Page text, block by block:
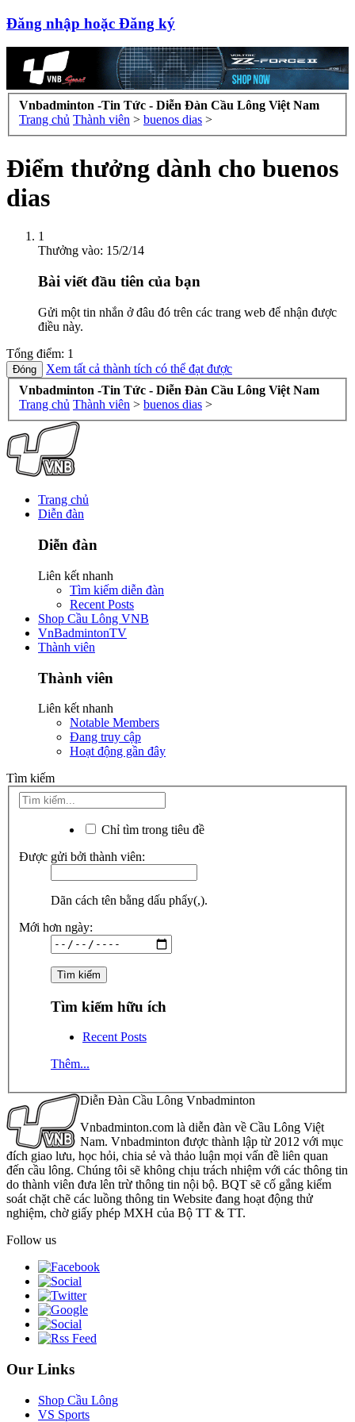
Đăng nhập hoặc Đăng ký
Vnbadminton -Tin Tức - Diễn Đàn Cầu Lông Việt Nam
Trang chủ Thành viên > buenos dias >
Điểm thưởng dành cho buenos
dias
1
Thưởng vào: 15/2/14
Bài viết đầu tiên của bạn
Gửi một tin nhắn ở đâu đó trên các trang web để nhận được
điều này.
Tổng điểm: 1
Xem tất cả thành tích có thể đạt được
Vnbadminton -Tin Tức - Diễn Đàn Cầu Lông Việt Nam
Trang chủ Thành viên > buenos dias >
Trang chủ
Diễn đàn
Diễn đàn
Liên kết nhanh
Tìm kiếm diễn đàn
Recent Posts
Shop Cầu Lông VNB
VnBadmintonTV
Thành viên
Thành viên
Liên kết nhanh
Notable Members
Đang truy cập
Hoạt động gần đây
Tìm kiếm
Chỉ tìm trong tiêu đề
Được gửi bởi thành viên:
Dãn cách tên bằng dấu phẩy(,).
Mới hơn ngày:
Tìm kiếm hữu ích
Recent Posts
Thêm...
Diễn Đàn Cầu Lông Vnbadminton
Vnbadminton.com là diễn đàn về Cầu Lông Việt
Nam. Vnbadminton được thành lập từ 2012 với mục
đích giao lưu, học hỏi, chia sẻ và thảo luận mọi vấn đề liên quan
đến cầu lông. Chúng tôi sẽ không chịu trách nhiệm với các thông tin
do thành viên đưa lên trừ thông tin nội bộ. BQT sẽ cố gắng kiểm
soát chặt chẽ các luồng thông tin Website đang hoạt động thử
nghiệm, chờ giấy phép MXH của Bộ TT & TT.
Follow us
Our Links
Shop Cầu Lông
VS Sports